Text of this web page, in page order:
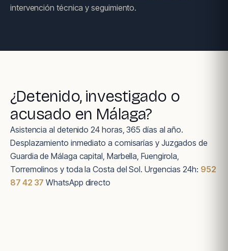
intervención técnica y seguimiento.
¿Detenido, investigado o
acusado en Málaga?
Asistencia al detenido 24 horas, 365 días al año.
Desplazamiento inmediato a comisarías y Juzgados de
Guardia de Málaga capital, Marbella, Fuengirola,
Torremolinos y toda la Costa del Sol. Urgencias 24h: 952
87 42 37 WhatsApp directo